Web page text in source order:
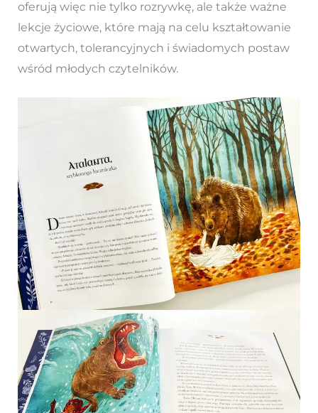
oferują więc nie tylko rozrywkę, ale także ważne
lekcje życiowe, które mają na celu kształtowanie
otwartych, tolerancyjnych i świadomych postaw
wśród młodych czytelników.